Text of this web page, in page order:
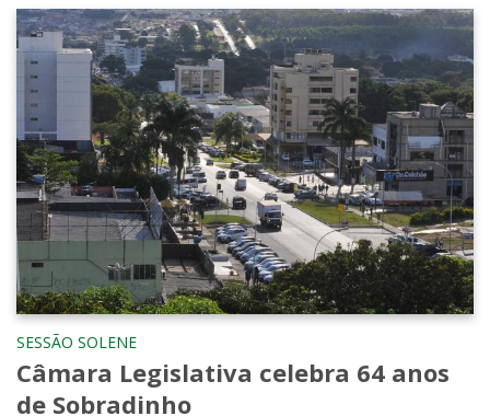
SESSÃO SOLENE
Câmara Legislativa celebra 64 anos
de Sobradinho